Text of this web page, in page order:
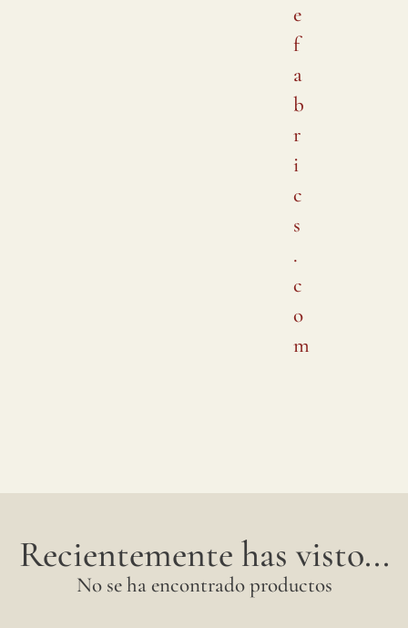
e
f
a
b
r
i
c
s
.
c
o
m
Recientemente has visto...
No se ha encontrado productos